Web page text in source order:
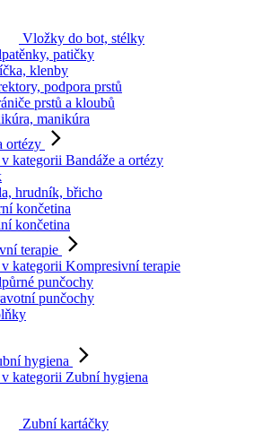
Vložky do bot, stélky
patičky
klenby
podpora prstů
prstů a kloubů
manikúra
ortézy
kategorii Bandáže a ortézy
hrudník, břicho
končetina
končetina
terapie
kategorii Kompresivní terapie
punčochy
punčochy
v kategorii Zubní hygiena